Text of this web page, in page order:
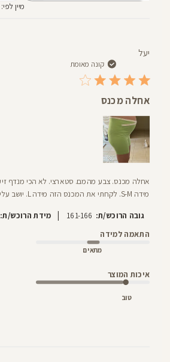
מיין לפי:
יעל
קונה מאומת
אחלה מכנס
אחלה מכנס. צבע מהמם. סטארצי. לא הכי מנדף
מידה S-M. לקחתי את המכנס הזה מידה L. יושב עליי בול בחודש שמיני.
גובה הרוכש/ת: 161-166
| מידת הרוכש/ת:
התאמה למידה
מתאים
איכות המוצר
טוב